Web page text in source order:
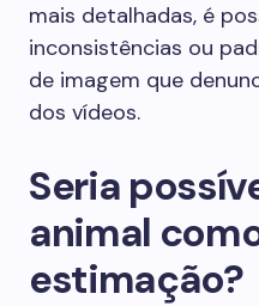
mais detalhadas, é
inconsistências ou
de imagem que
dos vídeos.
Seria
animal
estimação?